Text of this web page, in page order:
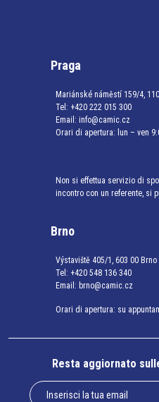
Praga
Mariánské náměstí 159/4,
Tel: +420 222 015 300
Email: info@camic.cz
Orari di apertura: lun – ven
Non si effettua servizio di
incontro con un referente, si
Brno
Výstaviště 405/1, 603 00
Tel: +420 548 136 340
Email: brno@camic.cz
Orari di apertura: su
Resta aggiornato